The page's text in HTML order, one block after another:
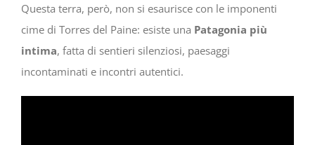
Questa terra, però, non si esaurisce con le imponenti
cime di Torres del Paine: esiste una Patagonia più
intima, fatta di sentieri silenziosi, paesaggi
incontaminati e incontri autentici.